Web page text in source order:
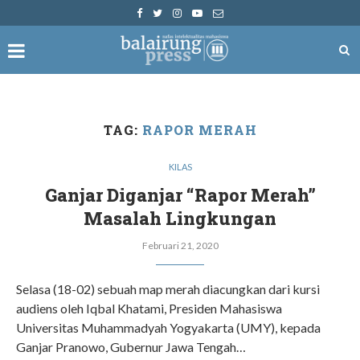
TAG: RAPOR MERAH
KILAS
Ganjar Diganjar “Rapor Merah”
Masalah Lingkungan
Februari 21, 2020
Selasa (18-02) sebuah map merah diacungkan dari kursi
audiens oleh Iqbal Khatami, Presiden Mahasiswa
Universitas Muhammadyah Yogyakarta (UMY), kepada
Ganjar Pranowo, Gubernur Jawa Tengah…